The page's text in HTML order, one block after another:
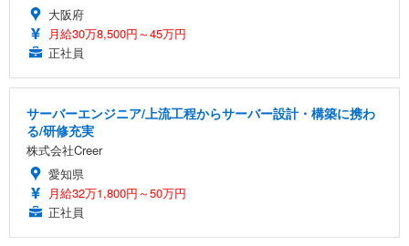
大阪府
月給30万8,500円～45万円
正社員
サーバーエンジニア/上流工程からサーバー設計・構築に携わ
る/研修充実
株式会社Creer
愛知県
月給32万1,800円～50万円
正社員